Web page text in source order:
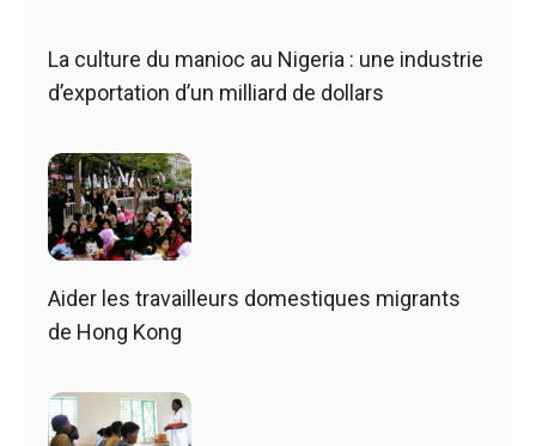
La culture du manioc au Nigeria : une industrie
d’exportation d’un milliard de dollars
Aider les travailleurs domestiques migrants
de Hong Kong